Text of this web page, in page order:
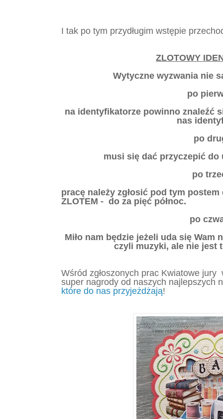
I tak po tym przydługim wstępie
ZLOTOWY
Wytyczne wyzwania nie
po
na identyfikatorze powinno znaleźć
nas
po
musi się dać przyczepić
po
pracę należy zgłosić pod tym postem
ZLOTEM - do za pięć północ.
po
Miło nam będzie jeżeli uda się
czyli muzyki, ale nie jest
Wśród zgłoszonych prac Kwiatowe
super nagrody od naszych najlepszych
które do nas przyjeżdżają!